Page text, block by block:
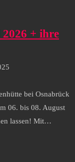
+ ihre
bei Osnabrück
06. bis 08. August
lassen! Mit…